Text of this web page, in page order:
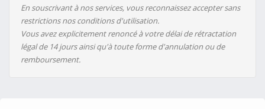
En souscrivant à nos services, vous reconnaissez accepter sans
restrictions nos conditions d'utilisation.
Vous avez explicitement renoncé à votre délai de rétractation
légal de 14 jours ainsi qu'à toute forme d'annulation ou de
remboursement.